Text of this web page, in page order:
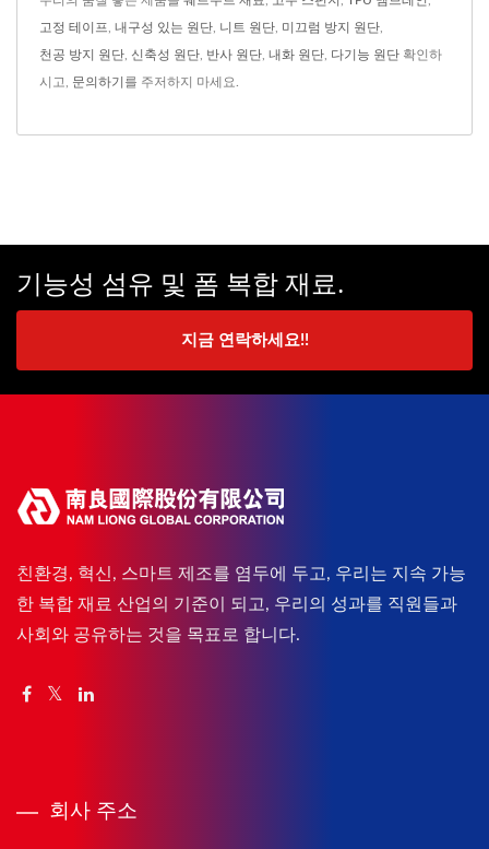
고정 테이프 내구성 있는 원단 니트 원단 미끄럼 방지 원단
천공 방지 원단 신축성 원단 반사 원단 내화 원단 다기능 원단 확인하
시고, 문의하기 를 주저하지 마세요.
기능성 섬유 및 폼 복합 재료.
지금 연락하세요!!
친환경, 혁신, 스마트 제조를 염두에 두고, 우리는 지속 가능
한 복합 재료 산업의 기준이 되고, 우리의 성과를 직원들과
사회와 공유하는 것을 목표로 합니다.
회사 주소